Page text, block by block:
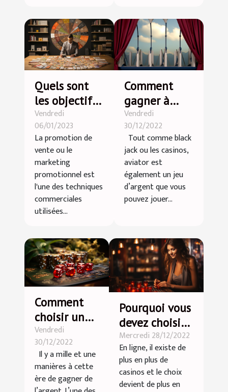
Quels sont
les objectifs
de la
promotion
des ventes ?
Vendredi
06/01/2023
La promotion de
vente ou le
marketing
promotionnel est
l'une des techniques
commerciales
utilisées...
Comment
gagner à
aviator?
Vendredi
30/12/2022
Tout comme black
jack ou les casinos,
aviator est
également un jeu
d’argent que vous
pouvez jouer...
Comment
choisir un
bon casino
en ligne ?
Vendredi
30/12/2022
Il y a mille et une
manières à cette
ère de gagner de
Pourquoi vous
devez choisir
le
casino 4kasino
Mercredi 28/12/2022
En ligne, il existe de
plus en plus de
casinos et le choix
devient de plus en